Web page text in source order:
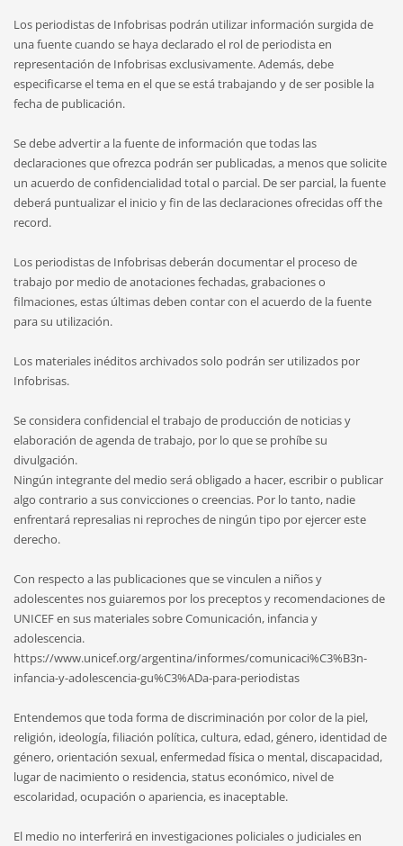
Los periodistas de Infobrisas podrán utilizar información surgida de
una fuente cuando se haya declarado el rol de periodista en
representación de Infobrisas exclusivamente. Además, debe
especificarse el tema en el que se está trabajando y de ser posible la
fecha de publicación.
Se debe advertir a la fuente de información que todas las
declaraciones que ofrezca podrán ser publicadas, a menos que solicite
un acuerdo de confidencialidad total o parcial. De ser parcial, la fuente
deberá puntualizar el inicio y fin de las declaraciones ofrecidas off the
record.
Los periodistas de Infobrisas deberán documentar el proceso de
trabajo por medio de anotaciones fechadas, grabaciones o
filmaciones, estas últimas deben contar con el acuerdo de la fuente
para su utilización.
Los materiales inéditos archivados solo podrán ser utilizados por
Infobrisas.
Se considera confidencial el trabajo de producción de noticias y
elaboración de agenda de trabajo, por lo que se prohíbe su
divulgación.
Ningún integrante del medio será obligado a hacer, escribir o publicar
algo contrario a sus convicciones o creencias. Por lo tanto, nadie
enfrentará represalias ni reproches de ningún tipo por ejercer este
derecho.
Con respecto a las publicaciones que se vinculen a niños y
adolescentes nos guiaremos por los preceptos y recomendaciones de
UNICEF en sus materiales sobre Comunicación, infancia y
adolescencia.
https://www.unicef.org/argentina/informes/comunicaci%C3%B3n-
infancia-y-adolescencia-gu%C3%ADa-para-periodistas
Entendemos que toda forma de discriminación por color de la piel,
religión, ideología, filiación política, cultura, edad, género, identidad de
género, orientación sexual, enfermedad física o mental, discapacidad,
lugar de nacimiento o residencia, status económico, nivel de
escolaridad, ocupación o apariencia, es inaceptable.
El medio no interferirá en investigaciones policiales o judiciales en